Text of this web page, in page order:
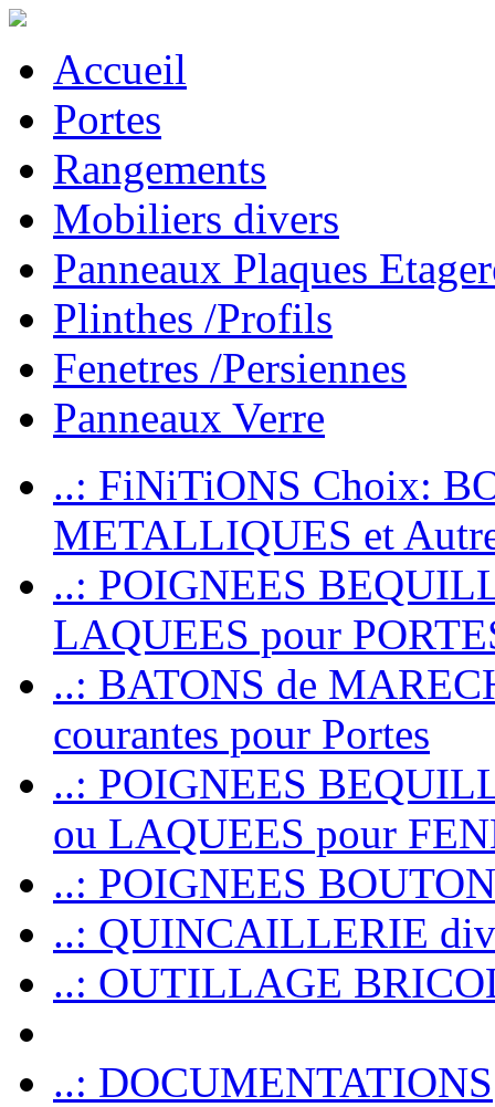
Accueil
Portes
Rangements
Mobiliers divers
Panneaux Plaques
Plinthes /Profils
Fenetres /Persiennes
Panneaux Verre
..: FiNiTiONS Choix:
METALLIQUES et
..: POIGNEES
LAQUEES pour
..: BATONS de
courantes pour Portes
..: POIGNEES
ou LAQUEES pour
..: POIGNEES
..: QUINCAILLERIE
..: OUTILLAGE
..: DOCUMENTATIONS